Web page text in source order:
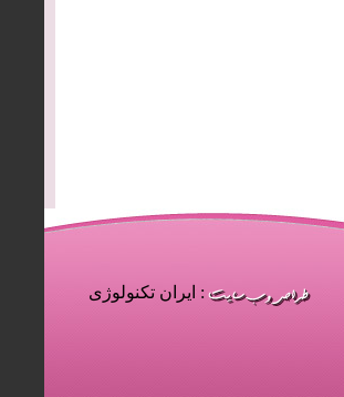
: ایران تکنولوژی